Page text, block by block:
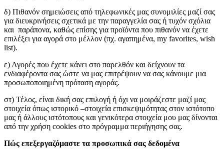
δ) Πιθανόν σημειώσεις από τηλεφωνικές μας συνομιλίες μαζί σας
για διευκρινήσεις σχετικά με την παραγγελία σας ή τυχόν σχόλια
και παράπονα, καθώς επίσης για προϊόντα που πιθανόν να έχετε
επιλέξει για αγορά στο μέλλον (πχ. αγαπημένα, my favorites, wish
list).
ε) Αγορές που έχετε κάνει στο παρελθόν και δείχνουν τα
ενδιαφέροντα σας ώστε να μας επιτρέψουν να σας κάνουμε μια
προσωποποιημένη πρόταση αγοράς.
στ) Τέλος, είναι δική σας επιλογή ή όχι να μοιράζεστε μαζί μας
στοιχεία όπως ιστορικό –στοιχεία επισκεψιμότητας στον ιστότοπο
μας ή άλλους ιστότοπους και γενικότερα στοιχεία μου μας δίνονται
από την χρήση cookies στο πρόγραμμα περιήγησης σας.
Πώς επεξεργαζόμαστε τα προσωπικά σας δεδομένα